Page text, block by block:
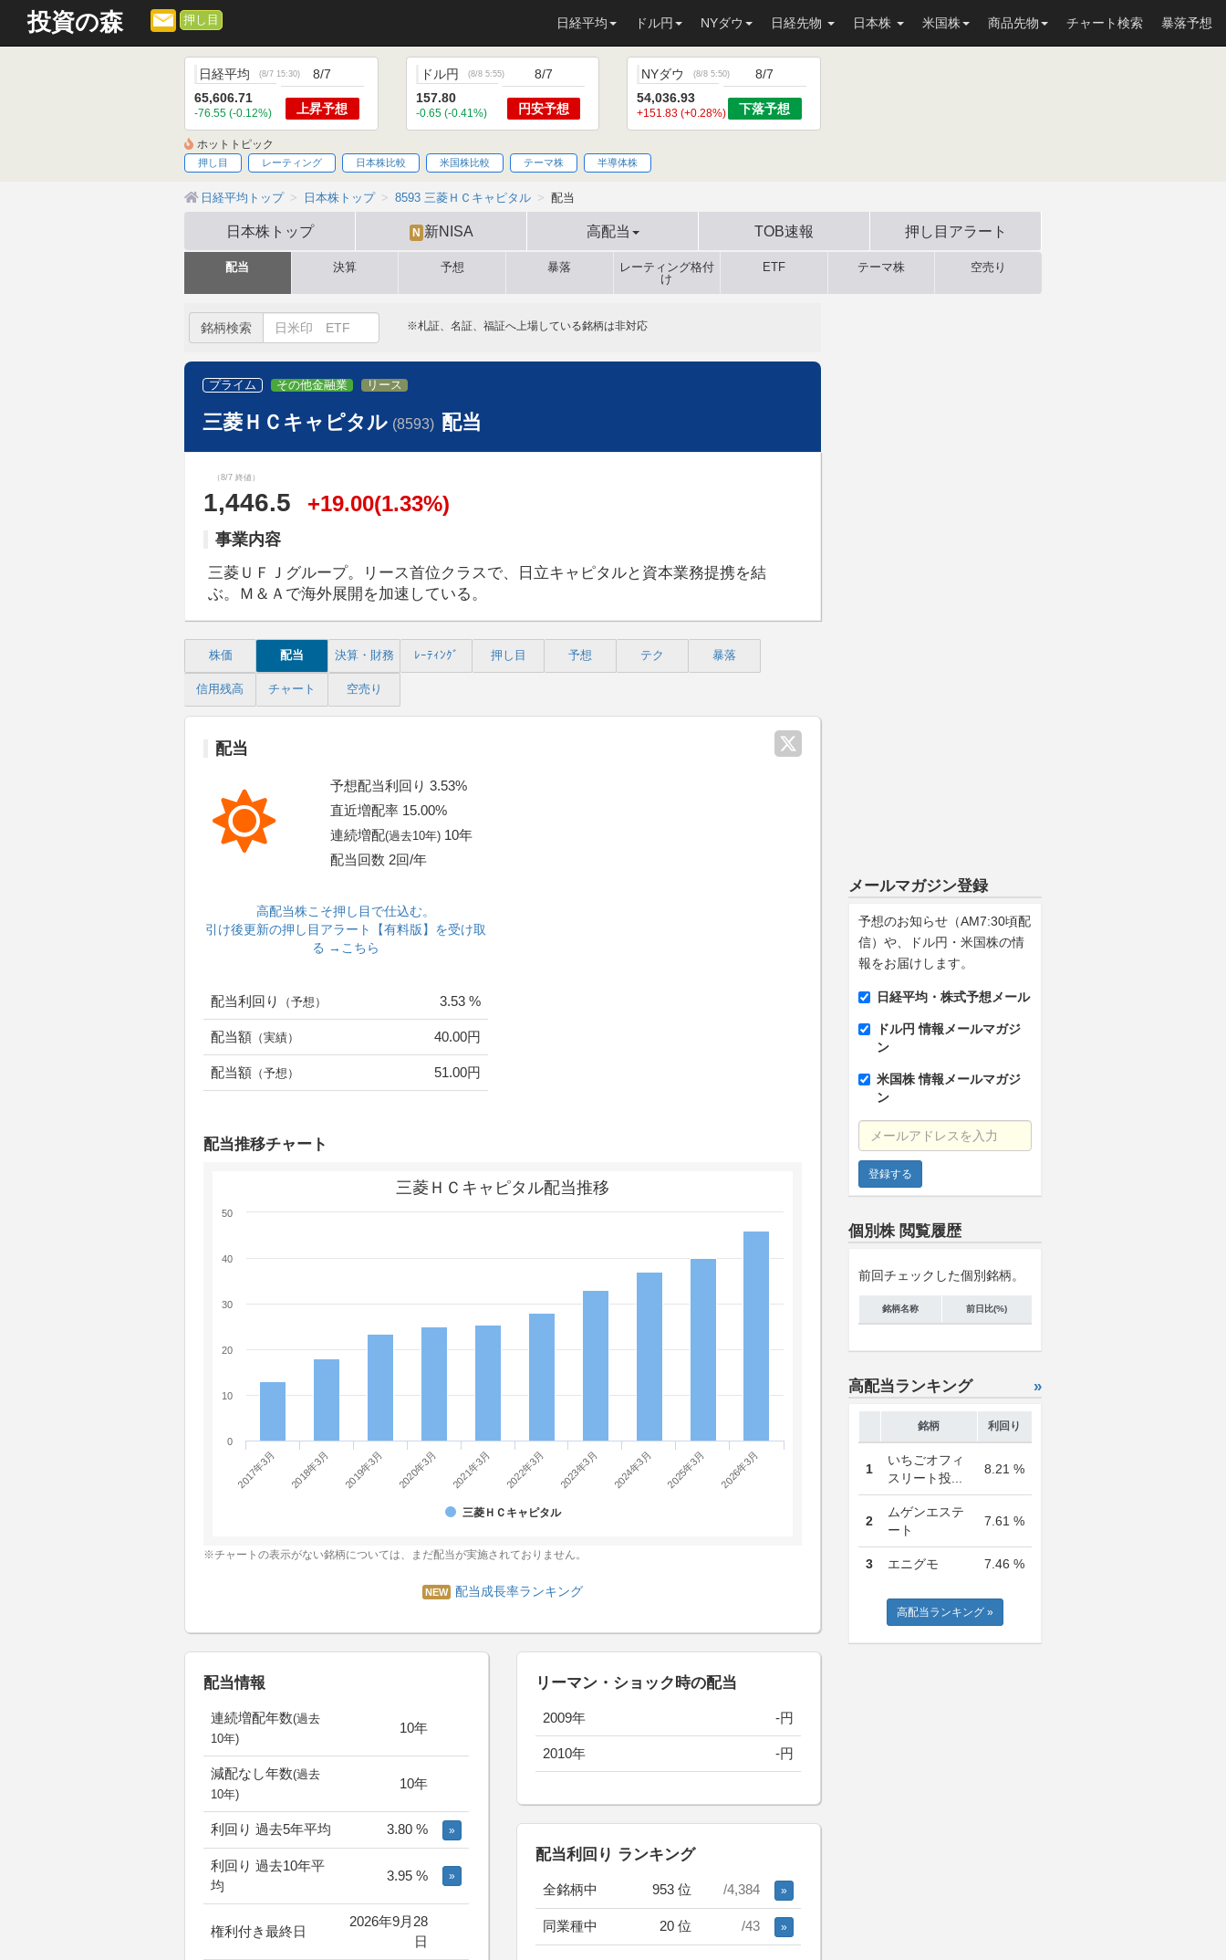
投資の森 押し目 日経平均 ドル円 NYダウ 日経先物 日本株 米国株 商品先物 チャート検索 暴落予想
日経平均 (8/7 15:30)
65,606.71
-76.55 (-0.12%)
8/7
上昇予想
ドル円 (8/8 5:55)
157.80
-0.65 (-0.41%)
8/7
円安予想
NYダウ (8/8 5:50)
54,036.93
+151.83 (+0.28%)
8/7
下落予想
ホットトピック
押し目 レーティング 日本株比較 米国株比較 テーマ株 半導体株
日経平均トップ 日本株トップ 8593 三菱ＨＣキャピタル 配当
日本株トップ N 新NISA 高配当 TOB速報 押し目 アラート
配当 決算 予想 暴落
レーティング格付
け
ETF テーマ株 空売り
銘柄検索 ※札証、名証、福証へ上場している銘柄は非対応
プライム その他金融業 リース
三菱ＨＣキャピタル (8593) 配当
（8/7 終値）
1,446.5 +19.00(1.33%)
事業内容
三菱ＵＦＪグループ。リース首位クラスで、日立キャピタルと資本業務提携を結
ぶ。Ｍ＆Ａで海外展開を加速している。
株価 配当 決算・財務 ﾚｰﾃｨﾝｸﾞ 押し目 予想 テク 暴落
信用残高 チャート 空売り
配当
予想配当利回り 3.53%
直近増配率 15.00%
連続増配(過去10年) 10年
配当回数 2回/年
高配当株こそ押し目で仕込む。
引け後更新の押し目アラート【有料版】を受け取
る →こちら
配当利回り （予想） 3.53 %
配当額 （実績） 40.00円
配当額 （予想） 51.00円
配当推移チャート
三菱ＨＣキャピタル配当推移
三菱ＨＣキャピタル
2017年3月 2018年3月 2019年3月 2020年3月 2021年3月 2022年3月 2023年3月 2024年3月 2025年3月 2026年3月
0
10
20
30
40
50
※チャートの表示がない銘柄については、まだ配当が実施されておりません。
NEW 配当成長率ランキング
配当情報
連続増配年数(過去
10年)
10年
減配なし年数(過去
10年)
10年
利回り 過去5年平均 3.80 % »
利回り 過去10年平
均
3.95 % »
権利付き最終日
2026年9月28
日
リーマン・ショック時の配当
2009年 -円
2010年 -円
配当利回り ランキング
全銘柄中 953 位 /4,384 »
同業種中 20 位 /43 »
メールマガジン登録
予想のお知らせ（AM7:30頃配
信）や、ドル円・米国株の情
報をお届けします。
日経平均・株式予想メール
ドル円 情報メールマガジ
ン
米国株 情報メールマガジ
ン
メールアドレスを入力
個別株 閲覧履歴
前回チェックした個別銘柄。
銘柄名称 前日比(%)
高配当ランキング »
銘柄 利回り
1
いちごオフィ
スリート投...
8.21 %
2
ムゲンエステ
ート
7.61 %
3 エニグモ 7.46 %
高配当ランキング »